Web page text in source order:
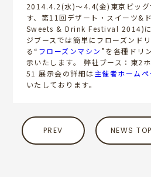
2014.4.2(水)～4.4(金)東京ビッグ
す、第11回デザート・スイーツ&
Sweets & Drink Festival 2014)に
ジブースでは簡単にフローズンド
る“ フローズンマシン ”を各種ドリ
示いたします。 弊社ブース：東2
51 展示会の詳細は主催者ホームペ
いたしております。
PREV NEWS TOP